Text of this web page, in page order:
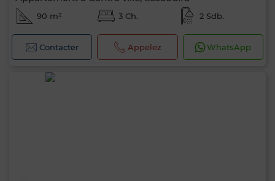
90 m² 3 Ch. 2 Sdb.
Contacter Appelez WhatsApp